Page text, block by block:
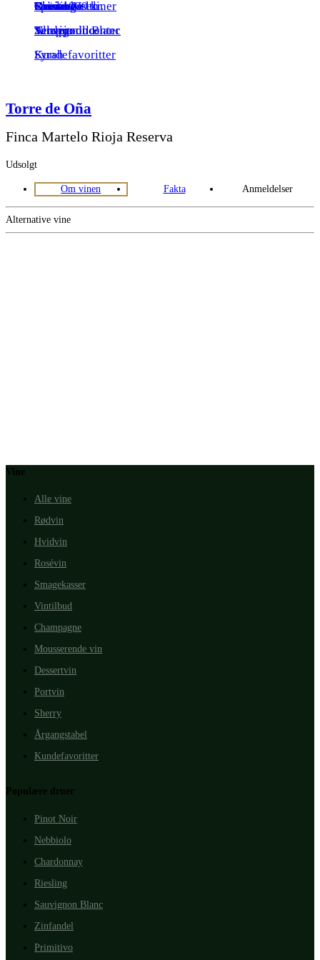
Spiritus
Riesling
Sauvignon Blanc
Syrah
Over 1000 kr.
Alle producenter
Kundefavoritter
Toscana
Grenache
Tempranillo
Rheinhessen
Grüner Veltliner
Verdejo
Torre de Oña
Finca Martelo Rioja Reserva
Udsolgt
Om vinen Fakta Anmeldelser
Alternative vine
Vine
Alle vine
Rødvin
Hvidvin
Rosévin
Smagekasser
Vintilbud
Champagne
Mousserende vin
Dessertvin
Portvin
Sherry
Årgangstabel
Kundefavoritter
Populære druer
Pinot Noir
Nebbiolo
Chardonnay
Riesling
Sauvignon Blanc
Zinfandel
Primitivo